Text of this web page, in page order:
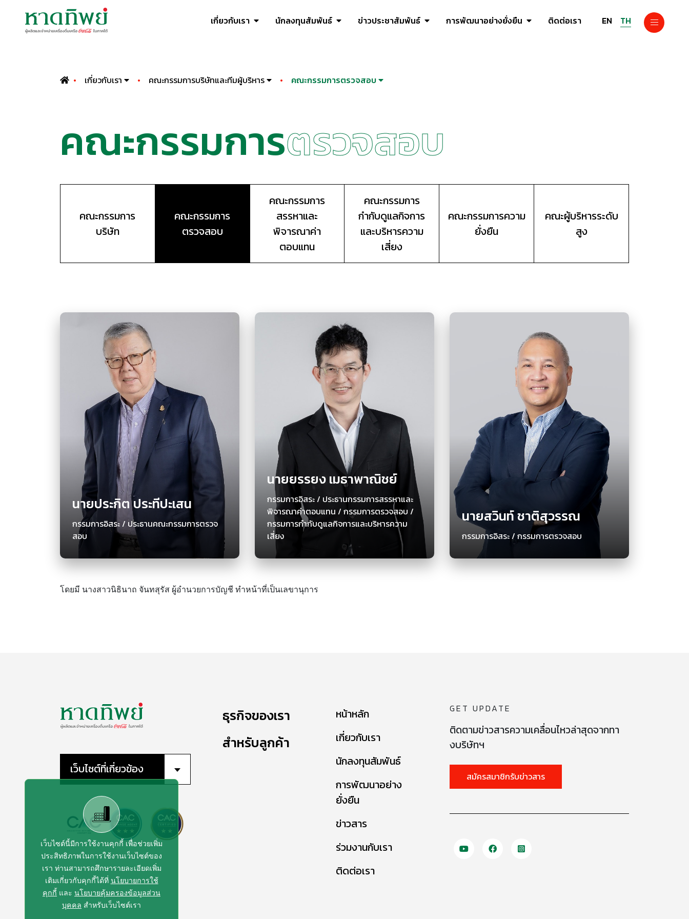
เว็บไซต์นี้มีการใช้งานคุกกี้ เพื่อช่วยเพิ่ม
ประสิทธิภาพในการใช้งานเว็บไซต์ของ
เรา ท่านสามารถศึกษารายละเอียดเพิ่ม
เติมเกี่ยวกับคุกกี้ได้ที่ นโยบายการใช้
คุกกี้ และ นโยบายคุ้มครองข้อมูลส่วน
บุคคล สำหรับเว็บไซต์เรา
เกี่ยวกับเรา นักลงทุนสัมพันธ์ ข่าวประชาสัมพันธ์ การพัฒนาอย่างยั่งยืน ติดต่อเรา EN TH
เกี่ยวกับเรา คณะกรรมการบริษัทและทีมผู้บริหาร คณะกรรมการตรวจสอบ
คณะกรรมการตรวจสอบ
คณะกรรมการ
บริษัท
คณะกรรมการ
ตรวจสอบ
คณะกรรมการ
สรรหาและ
พิจารณาค่า
ตอบแทน
คณะกรรมการ
กำกับดูแลกิจการ
และบริหารความ
เสี่ยง
คณะกรรมการความ
ยั่งยืน
คณะผู้บริหารระดับ
สูง
นายประกิต ประทีปะเสน
กรรมการอิสระ / ประธานคณะกรรมการตรวจ
สอบ
นายยรรยง เมธาพาณิชย์
กรรมการอิสระ / ประธานกรรมการสรรหาและ
พิจารณาค่าตอบแทน / กรรมการตรวจสอบ /
กรรมการกำกับดูแลกิจการและบริหารความ
เสี่ยง
นายสวินท์ ชาติสุวรรณ
กรรมการอิสระ / กรรมการตรวจสอบ
โดยมี นางสาวนิธินาถ จันทสุรัส ผู้อำนวยการบัญชี ทำหน้าที่เป็นเลขานุการ
เว็บไซต์ที่เกี่ยวข้อง
ธุรกิจของเรา
สำหรับลูกค้า
หน้าหลัก
เกี่ยวกับเรา
นักลงทุนสัมพันธ์
การพัฒนาอย่าง
ยั่งยืน
ข่าวสาร
ร่วมงานกับเรา
ติดต่อเรา
GET UPDATE
ติดตามข่าวสารความเคลื่อนไหวล่าสุดจากทา
งบริษัทฯ
สมัครสมาชิกรับข่าวสาร